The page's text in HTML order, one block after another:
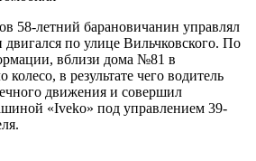
58-летний барановичанин управлял
по улице Вильчковского. По
вблизи дома №81 в
в результате чего водитель
движения и совершил
«Iveko» под управлением 39-